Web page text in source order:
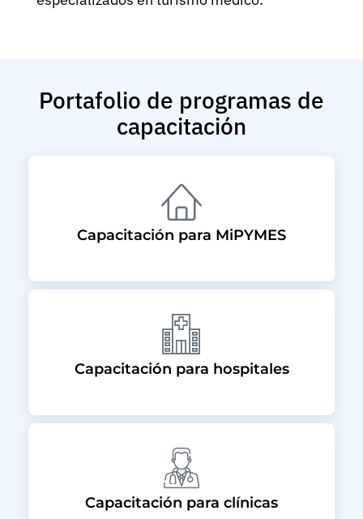
Portafolio de programas de
capacitación
Capacitación para MiPYMES
Capacitación para hospitales
Capacitación para clínicas